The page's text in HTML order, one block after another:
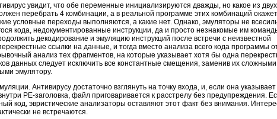
увидит, что обе переменные инициализируются дважды, но какое из двух
перебрать 4 комбинации, а в реальной программе этих комбинаций
условные переходы выполняются, а какие нет. Однако, эмуляторы не
кода, недокументированные инструкции, да и просто незнакомые им
декодирование и эмуляцию инструкций после встречи с неизвестной
ссылки на данные, и тогда вместо анализа всего кода программы
анализ тех фрагментов, на которые указывает хотя бы одна
данных следует исключить все константные смещения, заменив их сложными
эмулятору.
Антивирусу достаточно взглянуть на точку входа, и, если она
PE-заголовка, файл приговаривается к расстрелу без предупреждения.
код, эвристические анализаторы оставляют этот факт без внимания.
не встречаются.